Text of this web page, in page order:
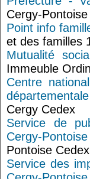
Cergy-
Point info
et des familles
Mutualité
Immeuble
Centre
Cergy Cedex
Service de
Cergy-
Pontoise Cedex
Service des